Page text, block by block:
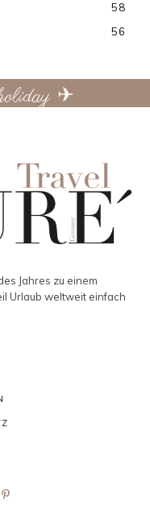
58
56
✈
Jahres zu einem
Urlaub weltweit einfach